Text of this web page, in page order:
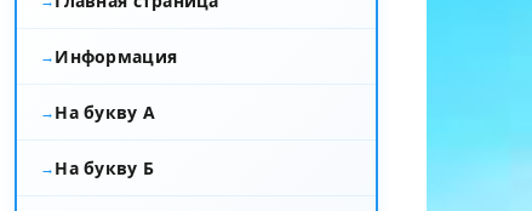
Информация
На букву А
На букву Б